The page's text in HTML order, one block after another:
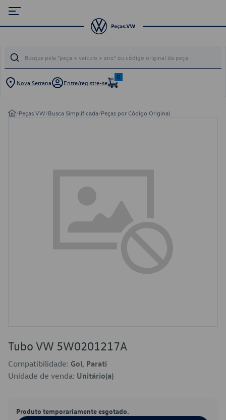
Nova Serrana Entre/registre-se
0
/Peças VW/Busca Simplificada/Peças por Código Original
Tubo VW 5W0201217A
Compatibilidade: Gol, Parati
Unidade de venda: Unitário(a)
Produto temporariamente esgotado.